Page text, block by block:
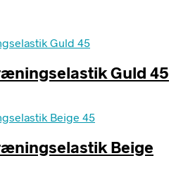
Guld 45
Beige